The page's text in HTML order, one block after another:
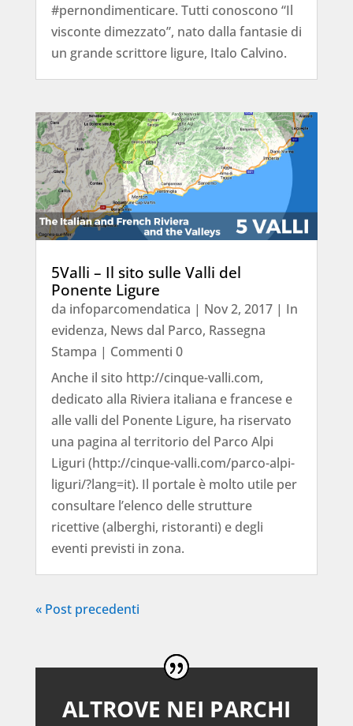
#pernondimenticare. Tutti conoscono “Il
visconte dimezzato”, nato dalla fantasie di
un grande scrittore ligure, Italo Calvino.
5Valli – Il sito sulle Valli del
Ponente Ligure
da infoparcomendatica | Nov 2, 2017| In
evidenza, News dal Parco, Rassegna
Stampa | Commenti 0
Anche il sito http://cinque-valli.com,
dedicato alla Riviera italiana e francese e
alle valli del Ponente Ligure, ha riservato
una pagina al territorio del Parco Alpi
Liguri (http://cinque-valli.com/parco-alpi-
liguri/?lang=it). Il portale è molto utile per
consultare l’elenco delle strutture
ricettive (alberghi, ristoranti) e degli
eventi previsti in zona.
« Post precedenti
ALTROVE NEI PARCHI